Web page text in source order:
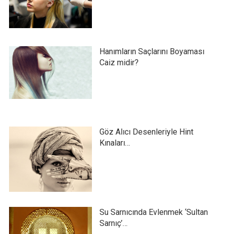
Hanımların Saçlarını Boyaması
Caiz midir?
Göz Alıcı Desenleriyle Hint
Kınaları…
Su Sarnıcında Evlenmek ‘Sultan
Sarnıç’…